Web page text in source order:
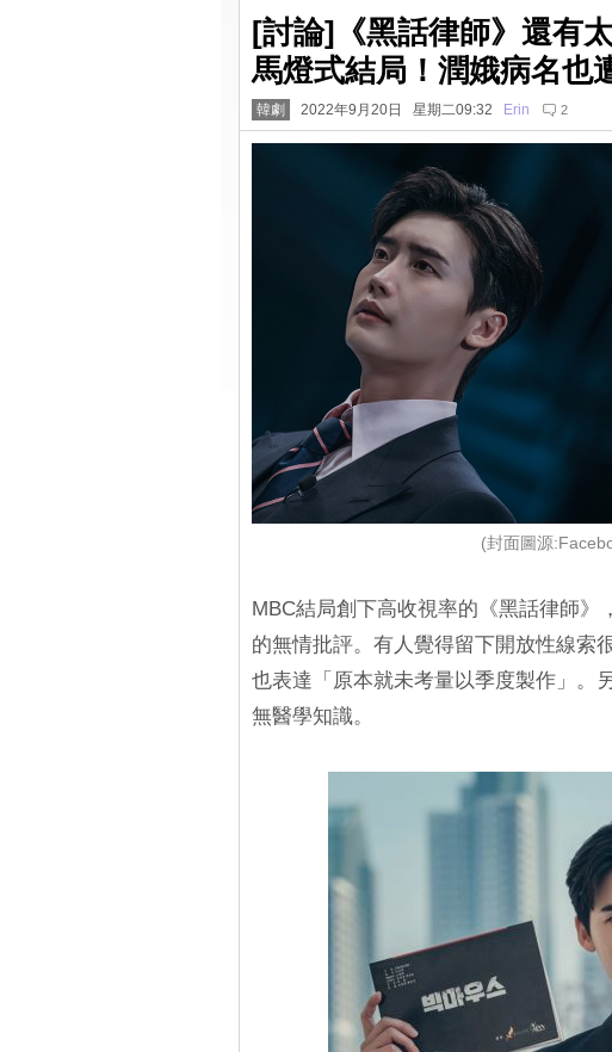
[討論]《黑話律師》還有
馬燈式結局！潤娥病名也
韓劇 2022年9月20日 星期二09:32 Erin 2
(封面圖源
MBC結局創下高收視率的《黑話律師
的無情批評。有人覺得留下開放性線索
也表達「原本就未考量以季度製作」。
無醫學知識。